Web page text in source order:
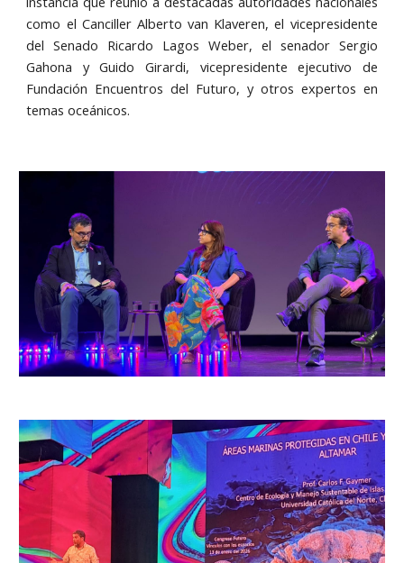
como el Canciller Alberto van Klaveren, el vicepresidente
del Senado Ricardo Lagos Weber, el senador Sergio
Gahona y Guido Girardi, vicepresidente ejecutivo de
Fundación Encuentros del Futuro, y otros expertos en
temas oceánicos.